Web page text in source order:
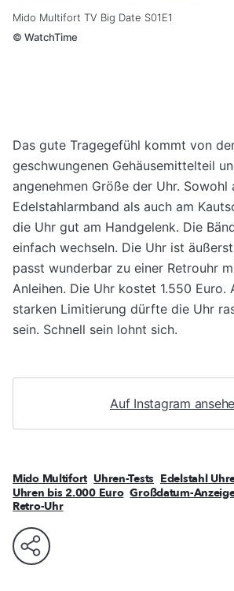
Mido Multifort TV Big Date S01E1
© WatchTime
Das gute Tragegefühl kommt von
geschwungenen Gehäusemittelteil
angenehmen Größe der Uhr. Sowohl
Edelstahlarmband als auch am
die Uhr gut am Handgelenk. Die
einfach wechseln. Die Uhr ist
passt wunderbar zu einer Retrouhr
Anleihen. Die Uhr kostet 1.550 Euro.
starken Limitierung dürfte die Uhr
sein. Schnell sein lohnt sich.
Auf Instagram
Mido Multifort Uhren-Tests Edelstahl
Uhren bis 2.000 Euro Großdatum-
Retro-Uhr